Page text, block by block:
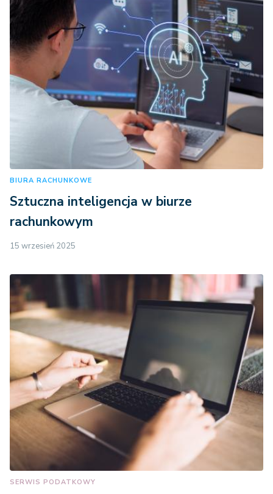
BIURA RACHUNKOWE
Sztuczna inteligencja w biurze
rachunkowym
15 wrzesień 2025
SERWIS PODATKOWY